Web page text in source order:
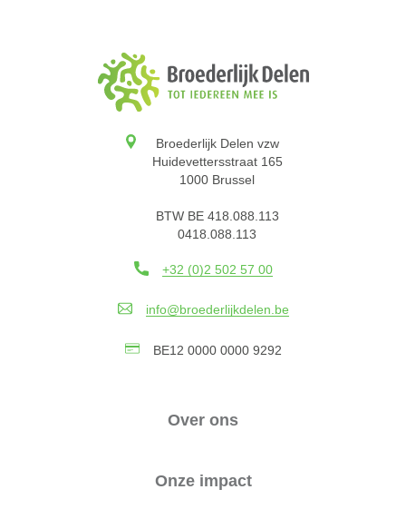
Broederlijk Delen vzw
Huidevettersstraat 165
1000 Brussel
BTW BE 418.088.113
0418.088.113
+32 (0)2 502 57 00
info@broederlijkdelen.be
BE12 0000 0000 9292
Over ons
Onze impact